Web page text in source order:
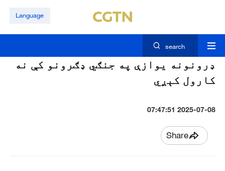
Language
search
ډرونونه يوازې په جنګي ډګرونو کې نه
کارول کېږي
2025-07-08 07:47:51
Share